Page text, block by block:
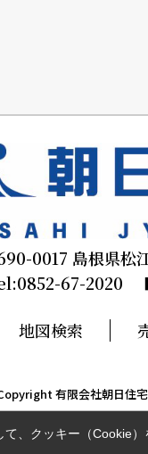
0017 島根県松
67-2020
地図検索
有限会社朝日住
、クッキー（Cookie）